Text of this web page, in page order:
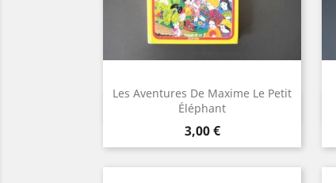
Les Aventures De Maxime Le Petit
Éléphant
Prix
3,00 €
Aperçu rapide